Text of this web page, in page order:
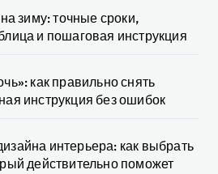
зиму: точные сроки,
и пошаговая инструкция
как правильно снять
инструкция без ошибок
интерьера: как выбрать
действительно поможет